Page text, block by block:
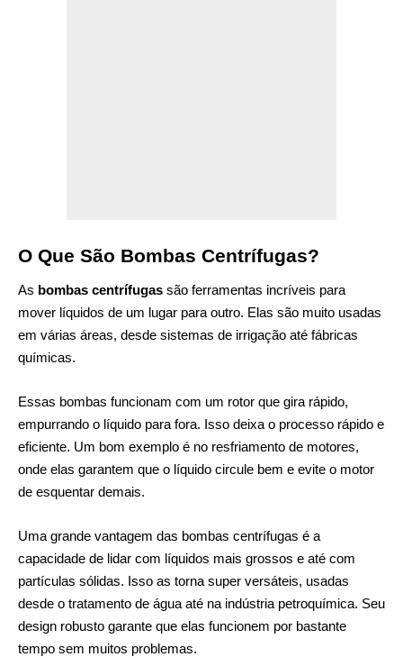
O Que São Bombas Centrífugas?
As bombas centrífugas são ferramentas incríveis para
mover líquidos de um lugar para outro. Elas são muito usadas
em várias áreas, desde sistemas de irrigação até fábricas
químicas.
Essas bombas funcionam com um rotor que gira rápido,
empurrando o líquido para fora. Isso deixa o processo rápido e
eficiente. Um bom exemplo é no resfriamento de motores,
onde elas garantem que o líquido circule bem e evite o motor
de esquentar demais.
Uma grande vantagem das bombas centrífugas é a
capacidade de lidar com líquidos mais grossos e até com
partículas sólidas. Isso as torna super versáteis, usadas
desde o tratamento de água até na indústria petroquímica. Seu
design robusto garante que elas funcionem por bastante
tempo sem muitos problemas.